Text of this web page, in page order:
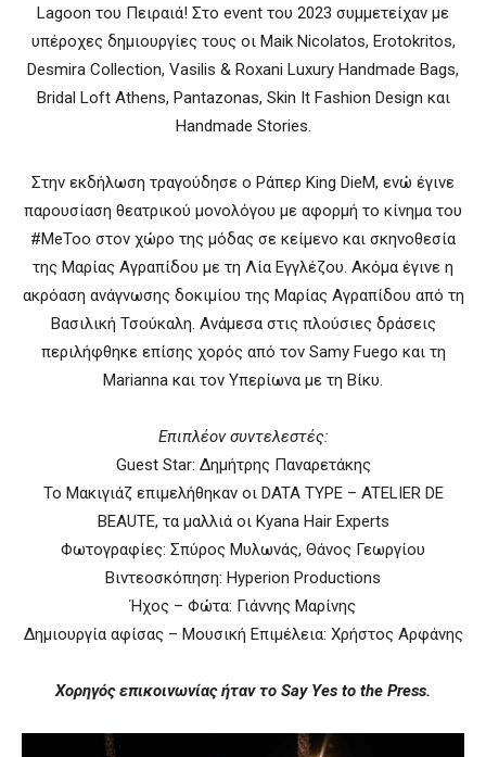
Lagoon του Πειραιά! Στο event του 2023 συμμετείχαν με
υπέροχες δημιουργίες τους οι Maik Nicolatos, Erotokritos,
Desmira Collection, Vasilis & Roxani Luxury Handmade Bags,
Bridal Loft Athens, Pantazonas, Skin It Fashion Design και
Handmade Stories.
Στην εκδήλωση τραγούδησε ο Ράπερ King DieM, ενώ έγινε
παρουσίαση θεατρικού μονολόγου με αφορμή το κίνημα του
#MeToo στον χώρο της μόδας σε κείμενο και σκηνοθεσία
της Μαρίας Αγραπίδου με τη Λία Εγγλέζου. Ακόμα έγινε η
ακρόαση ανάγνωσης δοκιμίου της Μαρίας Αγραπίδου από τη
Βασιλική Τσούκαλη. Ανάμεσα στις πλούσιες δράσεις
περιλήφθηκε επίσης χορός από τον Samy Fuego και τη
Marianna και τον Υπερίωνα με τη Βίκυ.
Επιπλέον συντελεστές:
Guest Star: Δημήτρης Παναρετάκης
Το Μακιγιάζ επιμελήθηκαν οι DATA TYPE – ATELIER DE
BEAUTE, τα μαλλιά οι Kyana Hair Experts
Φωτογραφίες: Σπύρος Μυλωνάς, Θάνος Γεωργίου
Βιντεοσκόπηση: Hyperion Productions
Ήχος – Φώτα: Γιάννης Μαρίνης
Δημιουργία αφίσας – Μουσική Επιμέλεια: Χρήστος Αρφάνης
Χορηγός επικοινωνίας ήταν το Say Yes to the Press.